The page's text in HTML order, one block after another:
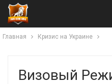
Главная Кризис на Украине
Визовый